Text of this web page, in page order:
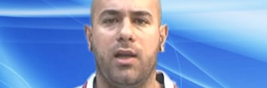
البرامج
شاهد البرامج